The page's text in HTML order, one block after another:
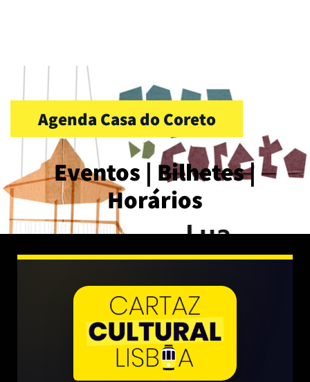
Agenda Casa do Coreto
Eventos | Bilhetes |
Horários